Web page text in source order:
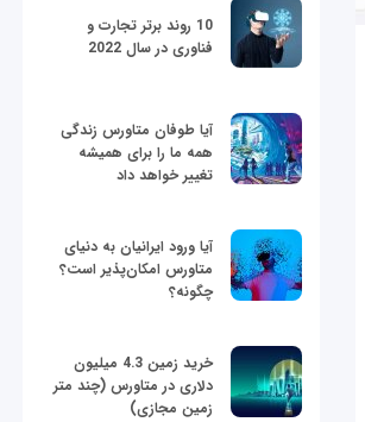
10 روند برتر تجارت و
فناوری در سال 2022
آیا طوفان متاورس زندگی
همه ما را برای همیشه
تغییر خواهد داد
آیا ورود ایرانیان به دنیای
متاورس امکان‌پذیر است؟
چگونه؟
خرید زمین 4.3 میلیون
دلاری در متاورس (چند متر
زمین مجازی)